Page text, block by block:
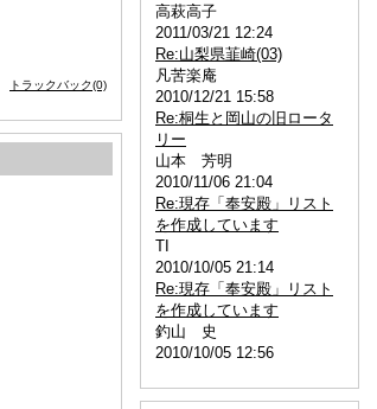
高萩高子
2011/03/21 12:24
Re:山梨県韮崎(03)
凡苦楽庵
2010/12/21 15:58
Re:桐生と岡山の旧ロータ
リー
山本 芳明
2010/11/06 21:04
Re:現存「奉安殿」リスト
を作成しています
TI
2010/10/05 21:14
Re:現存「奉安殿」リスト
を作成しています
釣山 史
2010/10/05 12:56
トラックバック(0)